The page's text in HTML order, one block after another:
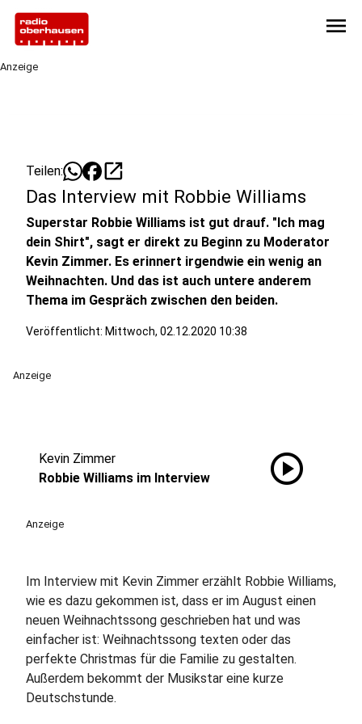
menu
Anzeige
Teilen: open_in_new
Das Interview mit Robbie Williams
Superstar Robbie Williams ist gut drauf. "Ich mag
dein Shirt", sagt er direkt zu Beginn zu Moderator
Kevin Zimmer. Es erinnert irgendwie ein wenig an
Weihnachten. Und das ist auch untere anderem
Thema im Gespräch zwischen den beiden.
Veröffentlicht: Mittwoch, 02.12.2020 10:38
Anzeige
Kevin Zimmer
Robbie Williams im Interview
play_circle
Anzeige
Im Interview mit Kevin Zimmer erzählt Robbie Williams,
wie es dazu gekommen ist, dass er im August einen
neuen Weihnachtssong geschrieben hat und was
einfacher ist: Weihnachtssong texten oder das
perfekte Christmas für die Familie zu gestalten.
Außerdem bekommt der Musikstar eine kurze
Deutschstunde.